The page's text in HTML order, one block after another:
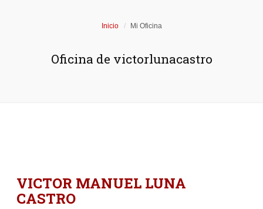
Inicio Mi Oficina
Oficina de victorlunacastro
VICTOR MANUEL LUNA
CASTRO